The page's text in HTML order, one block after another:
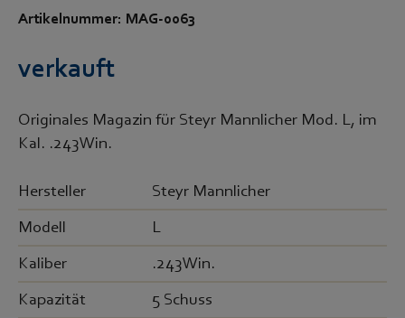
Artikelnummer: MAG-0063
verkauft
Originales Magazin für Steyr Mannlicher Mod. L, im
Kal. .243Win.
Hersteller Steyr Mannlicher
Modell L
Kaliber .243Win.
Kapazität 5 Schuss